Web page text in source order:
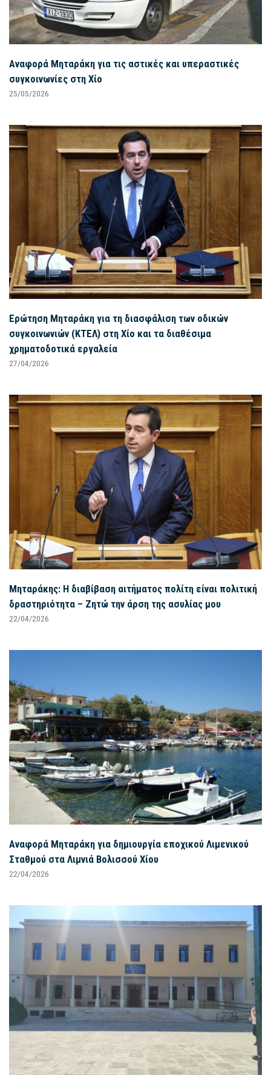
Αναφορά Μηταράκη για τις αστικές και υπεραστικές
συγκοινωνίες στη Χίο
25/05/2026
Ερώτηση Μηταράκη για τη διασφάλιση των οδικών
συγκοινωνιών (ΚΤΕΛ) στη Χίο και τα διαθέσιμα
χρηματοδοτικά εργαλεία
27/04/2026
Μηταράκης: Η διαβίβαση αιτήματος πολίτη είναι πολιτική
δραστηριότητα – Ζητώ την άρση της ασυλίας μου
22/04/2026
Αναφορά Μηταράκη για δημιουργία εποχικού Λιμενικού
Σταθμού στα Λιμνιά Βολισσού Χίου
22/04/2026